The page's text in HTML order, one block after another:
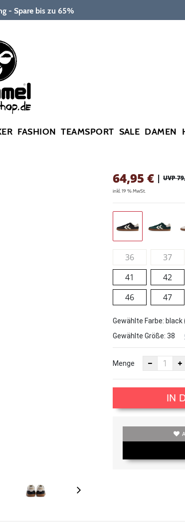
- Spare bis zu 65%
FASHION TEAMSPORT SALE DAMEN
64,95 € | UVP
inkl. 19 % MwSt.
36 37
41
42
46
47
Gewählte Farbe:
Gewählte Größe: 38
Menge
IN